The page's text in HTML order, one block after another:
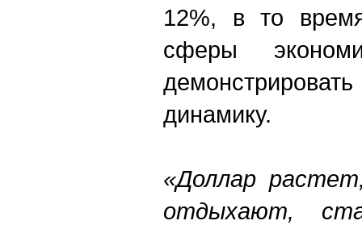
12%, в то
сферы
динамику.
«Доллар
отдыхают,